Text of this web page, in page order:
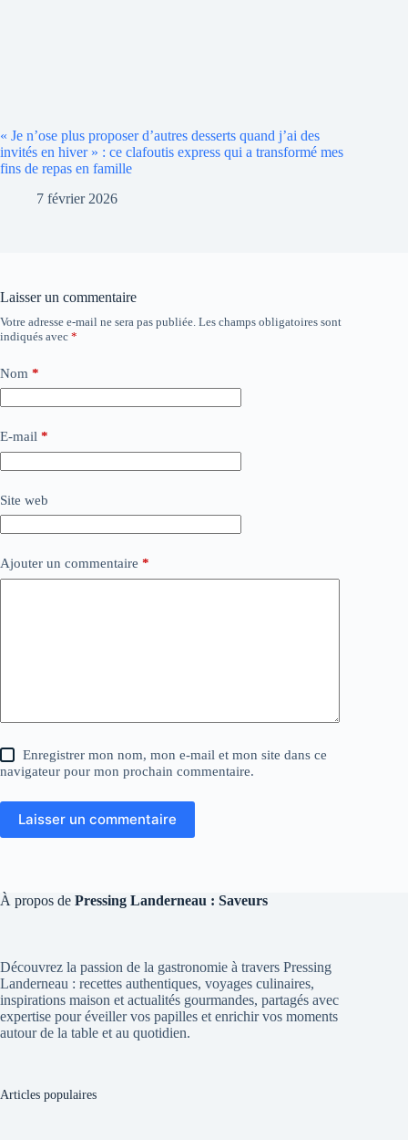
« Je n’ose plus proposer d’autres desserts quand j’ai des
invités en hiver » : ce clafoutis express qui a transformé mes
fins de repas en famille
7 février 2026
Laisser un commentaire
Votre adresse e-mail ne sera pas publiée. Les champs obligatoires sont
indiqués avec *
Nom *
E-mail *
Site web
Ajouter un commentaire *
Enregistrer mon nom, mon e-mail et mon site dans ce
navigateur pour mon prochain commentaire.
Laisser un commentaire
À propos de Pressing Landerneau : Saveurs
Découvrez la passion de la gastronomie à travers Pressing
Landerneau : recettes authentiques, voyages culinaires,
inspirations maison et actualités gourmandes, partagés avec
expertise pour éveiller vos papilles et enrichir vos moments
autour de la table et au quotidien.
Articles populaires